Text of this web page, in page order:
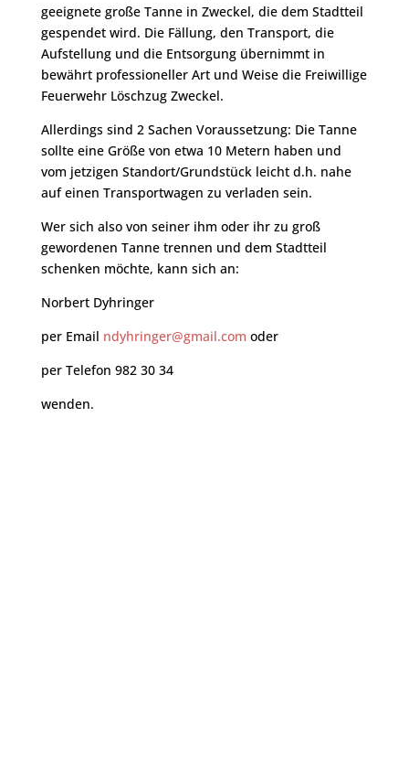
geeignete große Tanne in Zweckel, die dem Stadtteil
gespendet wird. Die Fällung, den Transport, die
Aufstellung und die Entsorgung übernimmt in
bewährt professioneller Art und Weise die Freiwillige
Feuerwehr Löschzug Zweckel.
Allerdings sind 2 Sachen Voraussetzung: Die Tanne
sollte eine Größe von etwa 10 Metern haben und
vom jetzigen Standort/Grundstück leicht d.h. nahe
auf einen Transportwagen zu verladen sein.
Wer sich also von seiner ihm oder ihr zu groß
gewordenen Tanne trennen und dem Stadtteil
schenken möchte, kann sich an:
Norbert Dyhringer
per Email ndyhringer@gmail.com oder
per Telefon 982 30 34
wenden.